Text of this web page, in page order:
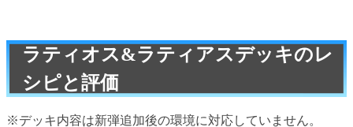
ラティオス&ラティアスデッキのレ
シピと評価
※デッキ内容は新弾追加後の環境に対応していません。